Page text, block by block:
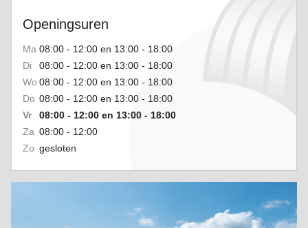
Openingsuren
Ma 08:00 - 12:00 en 13:00 - 18:00
Di
08:00 - 12:00 en 13:00 - 18:00
Wo 08:00 - 12:00 en 13:00 - 18:00
Do 08:00 - 12:00 en 13:00 - 18:00
Vr
08:00 - 12:00 en 13:00 - 18:00
Za 08:00 - 12:00
Zo gesloten